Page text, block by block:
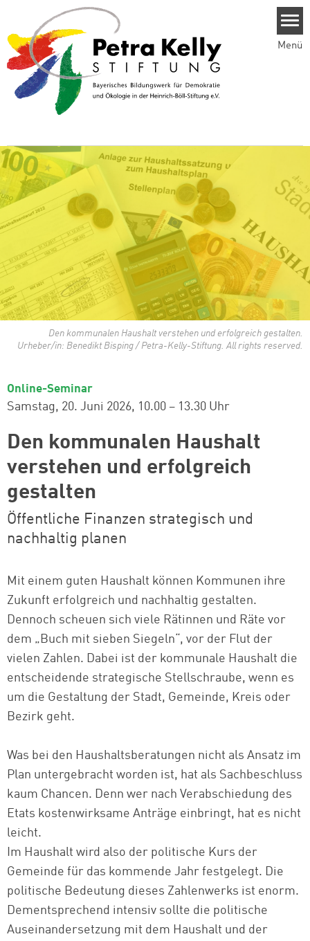
Menü
Den kommunalen Haushalt verstehen und erfolgreich gestalten.
Urheber/in: Benedikt Bisping / Petra-Kelly-Stiftung. All rights reserved.
Online-Seminar
Samstag, 20. Juni 2026 10.00 – 13.30 Uhr
Den kommunalen Haushalt
verstehen und erfolgreich
gestalten
Öffentliche Finanzen strategisch und
nachhaltig planen
Mit einem guten Haushalt können Kommunen ihre
Zukunft erfolgreich und nachhaltig gestalten.
Dennoch scheuen sich viele Rätinnen und Räte vor
dem „Buch mit sieben Siegeln“, vor der Flut der
vielen Zahlen. Dabei ist der kommunale Haushalt die
entscheidende strategische Stellschraube, wenn es
um die Gestaltung der Stadt, Gemeinde, Kreis oder
Bezirk geht.
Was bei den Haushaltsberatungen nicht als Ansatz im
Plan untergebracht worden ist, hat als Sachbeschluss
kaum Chancen. Denn wer nach Verabschiedung des
Etats kostenwirksame Anträge einbringt, hat es nicht
leicht.
Im Haushalt wird also der politische Kurs der
Gemeinde für das kommende Jahr festgelegt. Die
politische Bedeutung dieses Zahlenwerks ist enorm.
Dementsprechend intensiv sollte die politische
Auseinandersetzung mit dem Haushalt und der